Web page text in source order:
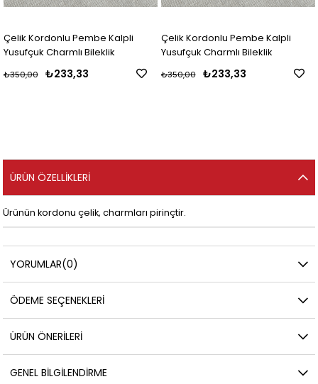
Çelik Kordonlu Pembe Kalpli
Yusufçuk Charmlı Bileklik
₺233,33
₺350,00
Çelik Kordonlu Pembe Kalpli
Yusufçuk Charmlı Bileklik
₺233,33
₺350,00
ÜRÜN ÖZELLIKLERI
Ürünün kordonu çelik, charmları pirinçtir.
YORUMLAR(0)
ÖDEME SEÇENEKLERI
ÜRÜN ÖNERILERI
GENEL BILGILENDIRME